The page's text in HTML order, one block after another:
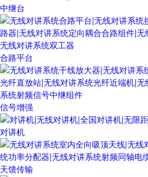
中继台
合路平台
信号增强
对讲机
天馈传输